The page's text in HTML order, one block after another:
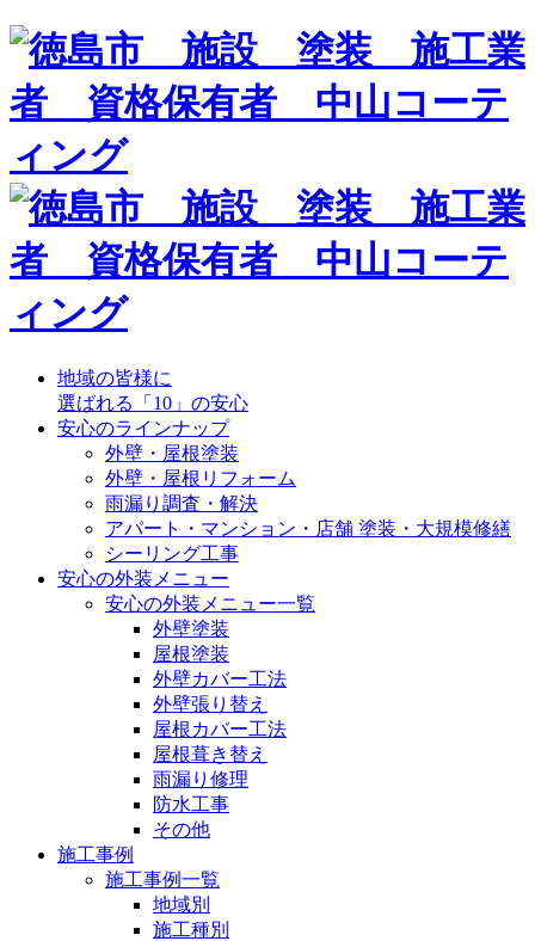
地域の皆様に
選ばれる「10」の安心
安心のラインナップ
外壁・屋根塗装
外壁・屋根リフォーム
雨漏り調査・解決
アパート・マンション・店舗 塗装・大規模修繕
シーリング工事
安心の外装メニュー
安心の外装メニュー一覧
外壁塗装
屋根塗装
外壁カバー工法
外壁張り替え
屋根カバー工法
屋根葺き替え
雨漏り修理
防水工事
その他
施工事例
施工事例一覧
地域別
施工種別